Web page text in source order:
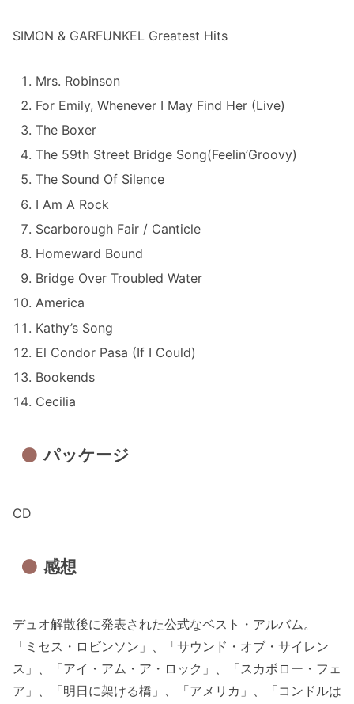
SIMON & GARFUNKEL Greatest Hits
Mrs. Robinson
For Emily, Whenever I May Find Her (Live)
The Boxer
The 59th Street Bridge Song(Feelin’Groovy)
The Sound Of Silence
I Am A Rock
Scarborough Fair / Canticle
Homeward Bound
Bridge Over Troubled Water
America
Kathy’s Song
El Condor Pasa (If I Could)
Bookends
Cecilia
パッケージ
CD
感想
デュオ解散後に発表された公式なベスト・アルバム。
「ミセス・ロビンソン」、「サウンド・オブ・サイレン
ス」、「アイ・アム・ア・ロック」、「スカボロー・フェ
ア」、「明日に架ける橋」、「アメリカ」、「コンドルは